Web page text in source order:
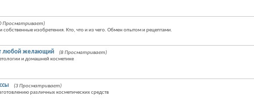
Просматривает)
изобретения. Кто, что и из чего. Обмен опытом и рецептами.
любой желающий
(8 Просматривает)
и домашней косметике
(3 Просматривает)
различных косметических средств